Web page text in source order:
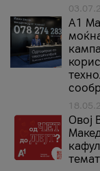
A1
Овој